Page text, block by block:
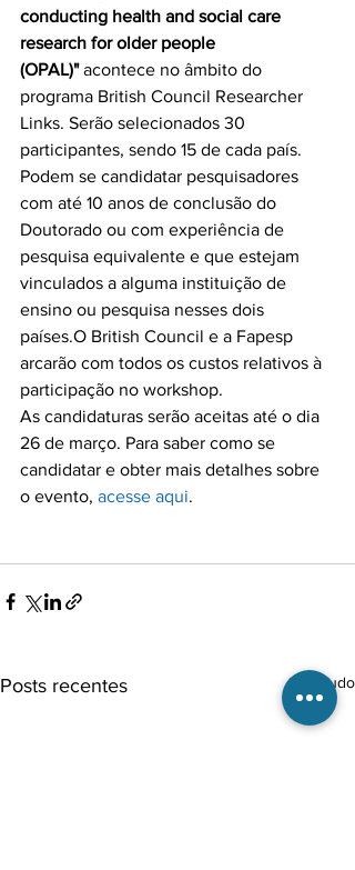
conducting health and social care
research for older people
(OPAL)" acontece no âmbito do
programa British Council Researcher
Links. Serão selecionados 30
participantes, sendo 15 de cada país.
Podem se candidatar pesquisadores
com até 10 anos de conclusão do
Doutorado ou com experiência de
pesquisa equivalente e que estejam
vinculados a alguma instituição de
ensino ou pesquisa nesses dois
países.O British Council e a Fapesp
arcarão com todos os custos relativos à
participação no workshop.
As candidaturas serão aceitas até o dia
26 de março. Para saber como se
candidatar e obter mais detalhes sobre
o evento, acesse aqui.
Posts recentes Ver tudo